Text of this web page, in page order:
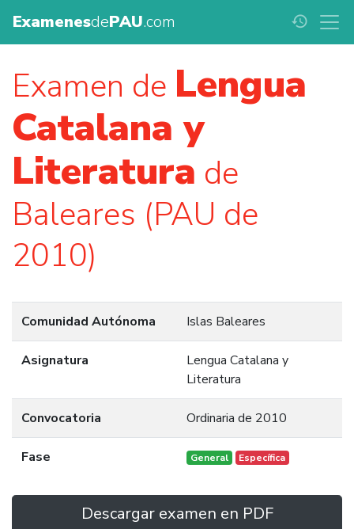
ExamenesdePAU.com history
Examen de Lengua
Catalana y
Literatura de
Baleares (PAU de
2010)
Comunidad Autónoma Islas Baleares
Asignatura
Lengua Catalana y
Literatura
Convocatoria Ordinaria de 2010
Fase General Específica
Descargar examen en PDF